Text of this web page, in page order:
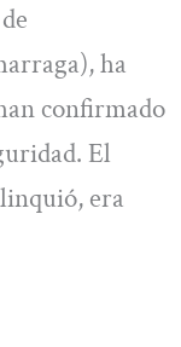
ha
confirmado
El
era